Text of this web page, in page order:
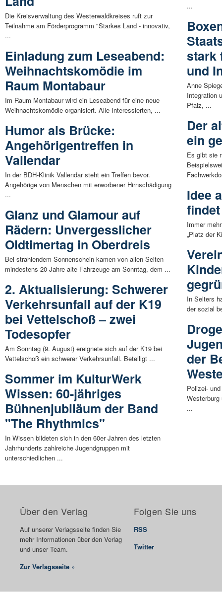
Die Kreisverwaltung des Westerwaldkreises ruft zur
Teilnahme am Förderprogramm "Starkes Land - innovativ,
...
Einladung zum Leseabend:
Weihnachtskomödie im
Raum Montabaur
Im Raum Montabaur wird ein Leseabend für eine neue
Weihnachtskomödie organisiert. Alle Interessierten, ...
Humor als Brücke:
Angehörigentreffen in
Vallendar
In der BDH-Klinik Vallendar steht ein Treffen bevor.
Angehörige von Menschen mit erworbener Hirnschädigung
...
Glanz und Glamour auf
Rädern: Unvergesslicher
Oldtimertag in Oberdreis
Bei strahlendem Sonnenschein kamen von allen Seiten
mindestens 20 Jahre alte Fahrzeuge am Sonntag, dem ...
2. Aktualisierung: Schwerer
Verkehrsunfall auf der K19
bei Vettelschoß – zwei
Todesopfer
Am Sonntag (9. August) ereignete sich auf der K19 bei
Vettelschoß ein schwerer Verkehrsunfall. Beteiligt ...
Sommer im KulturWerk
Wissen: 60-jähriges
Bühnenjubiläum der Band
"The Rhythmics"
In Wissen bildeten sich in den 60er Jahren des letzten
Jahrhunderts zahlreiche Jugendgruppen mit
unterschiedlichen ...
...
stark
und
Anne
Integration
Pfalz, ...
Der
ein
Es gibt sie
Idee
Immer
„Platz der
In Selters
der sozial
der
Polizei-
...
Über den Verlag
Auf unserer Verlagsseite finden Sie
mehr Informationen über den Verlag
und unser Team.
Zur Verlagsseite »
Folgen Sie uns
RSS
Twitter